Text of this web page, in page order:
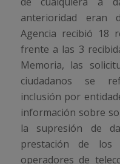
anterioridad eran
Agencia recibió 18
frente a las 3
Memoria, las
ciudadanos se
inclusión por
información sobre
la supresión de
prestación de los
operadores de